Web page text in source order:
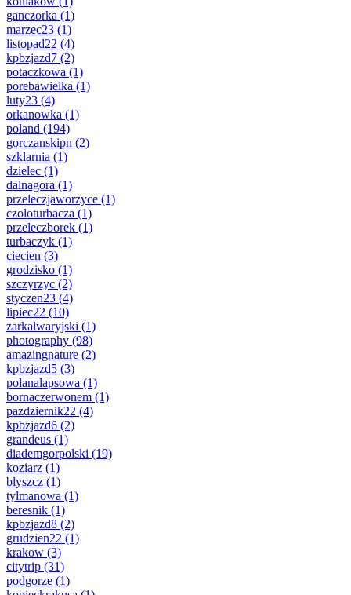
ganczorka (1)
marzec23 (1)
listopad22 (4)
kpbzjazd7 (2)
potaczkowa (1)
porebawielka (1)
luty23 (4)
orkanowka (1)
poland (194)
gorczanskipn (2)
szklarnia (1)
dzielec (1)
dalnagora (1)
przeleczjaworzyce (1)
czoloturbacza (1)
przeleczborek (1)
turbaczyk (1)
ciecien (3)
grodzisko (1)
szczyrzyc (2)
styczen23 (4)
lipiec22 (10)
zarkalwaryjski (1)
photography (98)
amazingnature (2)
kpbzjazd5 (3)
polanalapsowa (1)
bornaczerwonem (1)
pazdziernik22 (4)
kpbzjazd6 (2)
grandeus (1)
diademgorpolski (19)
koziarz (1)
blyszcz (1)
tylmanowa (1)
beresnik (1)
kpbzjazd8 (2)
grudzien22 (1)
krakow (3)
citytrip (31)
podgorze (1)